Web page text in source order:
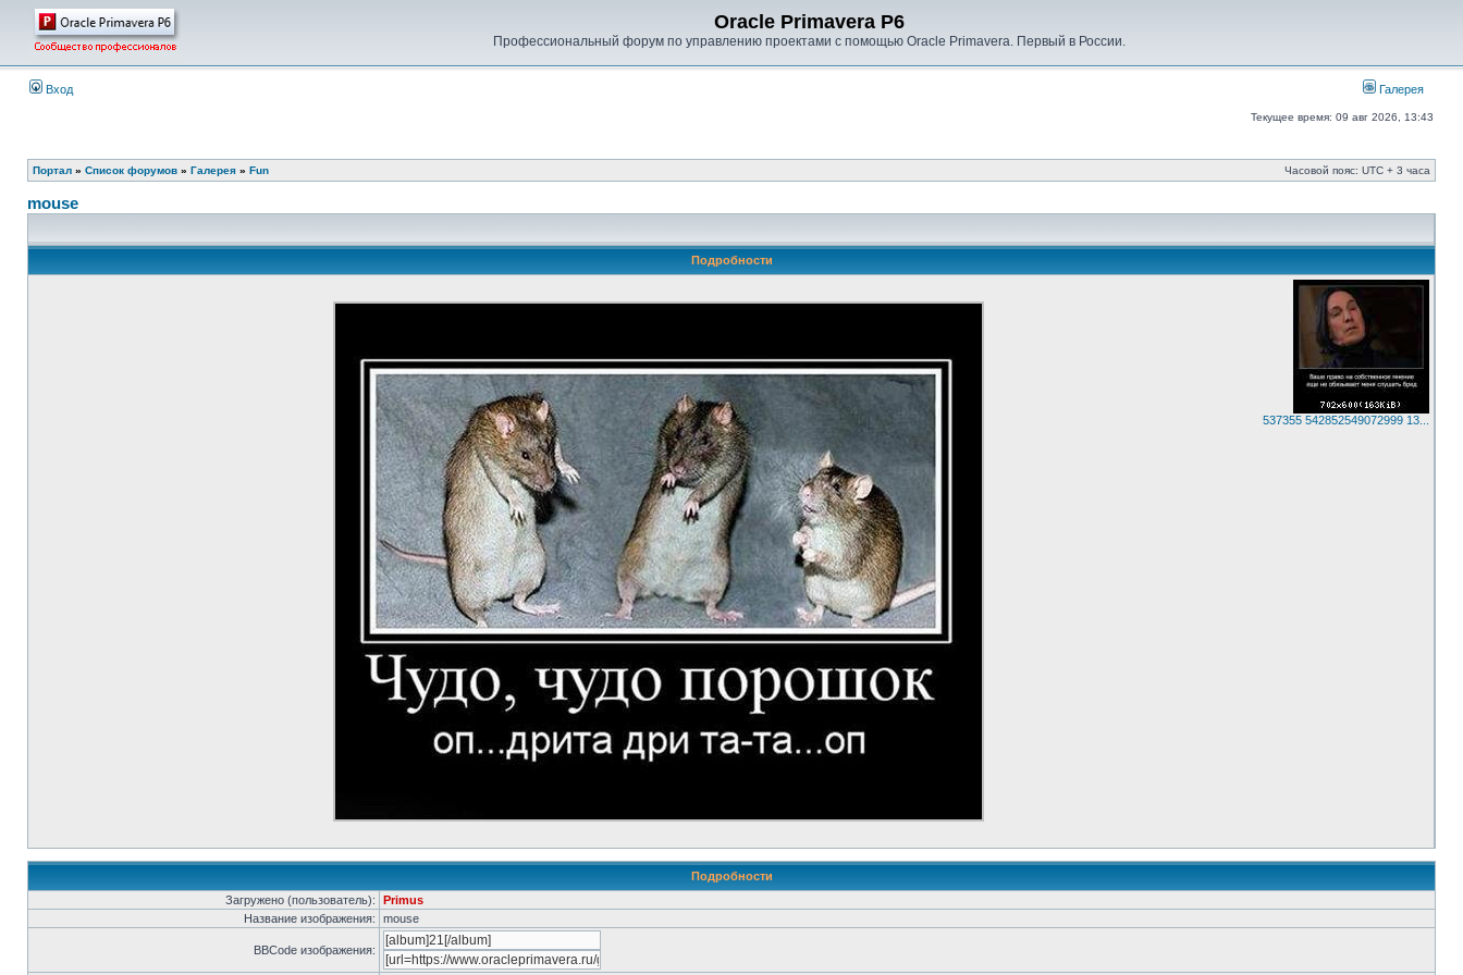
Oracle Primavera P6
Профессиональный форум по управлению проектами с помощью Oracle Primavera. Первый в России.
Вход Галерея
Текущее время: 09 авг 2026, 13:43
Портал » Список форумов » Галерея » Fun Часовой пояс: UTC + 3 часа
mouse
Подробности
537355 542852549072999 13...
Подробности
Загружено (пользователь):
Primus
Название изображения:
mouse
BBCode изображения: